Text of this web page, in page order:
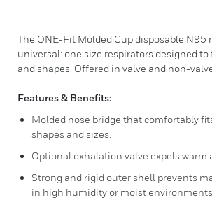
The ONE-Fit Molded Cup disposable N95
universal: one size respirators designed to
and shapes. Offered in valve and non-
Features & Benefits:
Molded nose bridge that comfortably
shapes and sizes.
Optional exhalation valve expels warm
Strong and rigid outer shell prevents
in high humidity or moist environments.